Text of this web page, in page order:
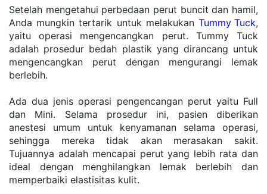
Setelah mengetahui perbedaan perut buncit dan hamil,
Anda mungkin tertarik untuk melakukan Tummy Tuck,
yaitu operasi mengencangkan perut. Tummy Tuck
adalah prosedur bedah plastik yang dirancang untuk
mengencangkan perut dengan mengurangi lemak
berlebih.
Ada dua jenis operasi pengencangan perut yaitu Full
dan Mini. Selama prosedur ini, pasien diberikan
anestesi umum untuk kenyamanan selama operasi,
sehingga mereka tidak akan merasakan sakit.
Tujuannya adalah mencapai perut yang lebih rata dan
ideal dengan menghilangkan lemak berlebih dan
memperbaiki elastisitas kulit.